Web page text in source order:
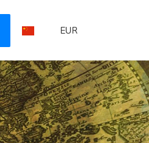
EUR